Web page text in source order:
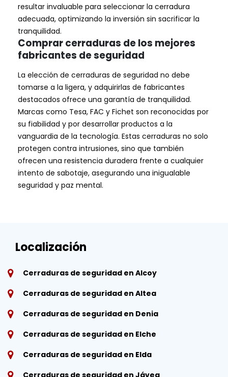
resultar invaluable para seleccionar la cerradura
adecuada, optimizando la inversión sin sacrificar la
tranquilidad.
Comprar cerraduras de los mejores
fabricantes de seguridad
La elección de cerraduras de seguridad no debe
tomarse a la ligera, y adquirirlas de fabricantes
destacados ofrece una garantía de tranquilidad.
Marcas como Tesa, FAC y Fichet son reconocidas por
su fiabilidad y por desarrollar productos a la
vanguardia de la tecnología. Estas cerraduras no solo
protegen contra intrusiones, sino que también
ofrecen una resistencia duradera frente a cualquier
intento de sabotaje, asegurando una inigualable
seguridad y paz mental.
Localización
Cerraduras de seguridad en Alcoy
Cerraduras de seguridad en Altea
Cerraduras de seguridad en Denia
Cerraduras de seguridad en Elche
Cerraduras de seguridad en Elda
Cerraduras de seguridad en Jávea